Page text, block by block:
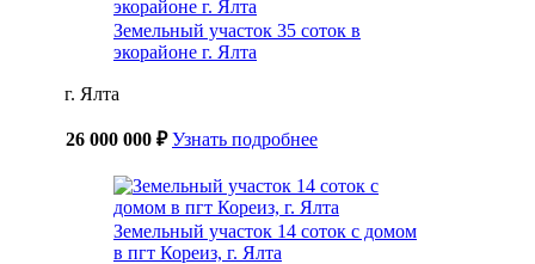
Земельный участок 35 соток в
экорайоне г. Ялта
г. Ялта
26 000 000 ₽ Узнать подробнее
Земельный участок 14 соток с домом
в пгт Кореиз, г. Ялта